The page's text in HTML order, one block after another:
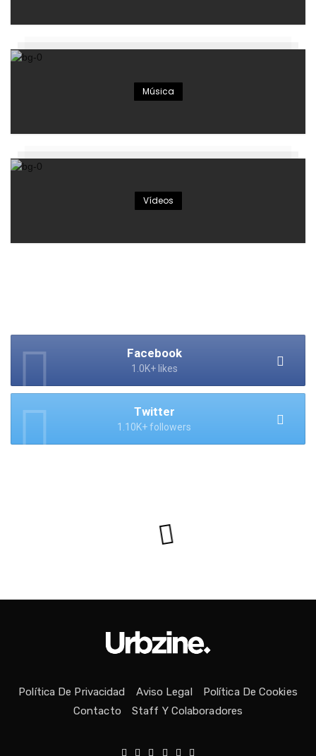
Música
Vídeos
Facebook
1.0K+ likes
Twitter
1.10K+ followers
Política De Privacidad Aviso Legal
Política De Cookies
Contacto
Staff Y Colaboradores